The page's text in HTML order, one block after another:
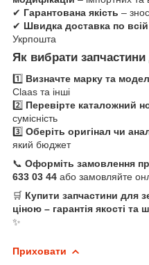
✔ Гарантована якість –
✔ Швидка доставка по всій
Укрпошта
Як вибрати
1️⃣ Визначте марку та
Claas та інші
2️⃣ Перевірте каталожний
сумісність
3️⃣ Оберіть оригінал чи
який бюджет
📞 Оформіть замовлення
633 03 44 або замовляйте
🛒 Купити запчастини для
ціною – гарантія якості та
✨
Приховати